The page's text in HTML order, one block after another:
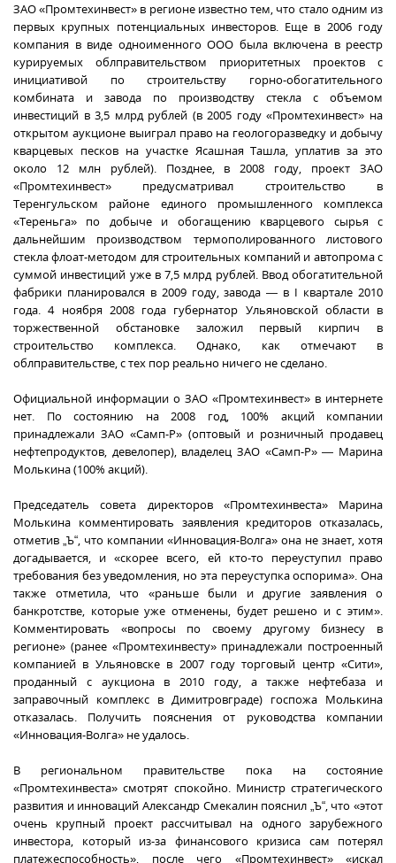
ЗАО «Промтехинвест» в регионе известно тем, что стало одним из
первых крупных потенциальных инвесторов. Еще в 2006 году
компания в виде одноименного ООО была включена в реестр
курируемых облправительством приоритетных проектов с
инициативой по строительству горно-обогатительного
комбината и завода по производству стекла с объемом
инвестиций в 3,5 млрд рублей (в 2005 году «Промтехинвест» на
открытом аукционе выиграл право на геологоразведку и добычу
кварцевых песков на участке Ясашная Ташла, уплатив за это
около 12 млн рублей). Позднее, в 2008 году, проект ЗАО
«Промтехинвест» предусматривал строительство в
Теренгульском районе единого промышленного комплекса
«Тереньга» по добыче и обогащению кварцевого сырья с
дальнейшим производством термополированного листового
стекла флоат-методом для строительных компаний и автопрома с
суммой инвестиций уже в 7,5 млрд рублей. Ввод обогатительной
фабрики планировался в 2009 году, завода — в I квартале 2010
года. 4 ноября 2008 года губернатор Ульяновской области в
торжественной обстановке заложил первый кирпич в
строительство комплекса. Однако, как отмечают в
облправительстве, с тех пор реально ничего не сделано.
Официальной информации о ЗАО «Промтехинвест» в интернете
нет. По состоянию на 2008 год, 100% акций компании
принадлежали ЗАО «Самп-Р» (оптовый и розничный продавец
нефтепродуктов, девелопер), владелец ЗАО «Самп-Р» — Марина
Молькина (100% акций).
Председатель совета директоров «Промтехинвеста» Марина
Молькина комментировать заявления кредиторов отказалась,
отметив „Ъ“, что компании «Инновация-Волга» она не знает, хотя
догадывается, и «скорее всего, ей кто-то переуступил право
требования без уведомления, но эта переуступка оспорима». Она
также отметила, что «раньше были и другие заявления о
банкротстве, которые уже отменены, будет решено и с этим».
Комментировать «вопросы по своему другому бизнесу в
регионе» (ранее «Промтехинвесту» принадлежали построенный
компанией в Ульяновске в 2007 году торговый центр «Сити»,
проданный с аукциона в 2010 году, а также нефтебаза и
заправочный комплекс в Димитровграде) госпожа Молькина
отказалась. Получить пояснения от руководства компании
«Инновация-Волга» не удалось.
В региональном правительстве пока на состояние
«Промтехинвеста» смотрят спокойно. Министр стратегического
развития и инноваций Александр Смекалин пояснил „Ъ“, что «этот
очень крупный проект рассчитывал на одного зарубежного
инвестора, который из-за финансового кризиса сам потерял
платежеспособность», после чего «Промтехинвест» «искал